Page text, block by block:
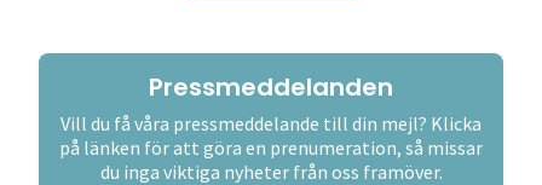
Pressmeddelanden
Vill du få våra pressmeddelande till din mejl? Klicka
på länken för att göra en prenumeration, så missar
du inga viktiga nyheter från oss framöver.